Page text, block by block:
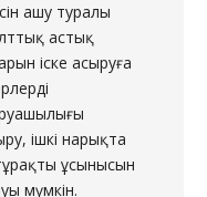
ашу туралы
астық
іске асыруға
ішкі нарықта
ұсынысын
мүмкін.